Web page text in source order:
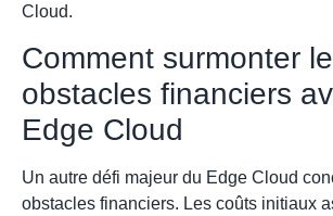
Cloud.
Comment surmonter
obstacles financiers
Edge Cloud
Un autre défi majeur du Edge Cloud
obstacles financiers. Les coûts initiaux